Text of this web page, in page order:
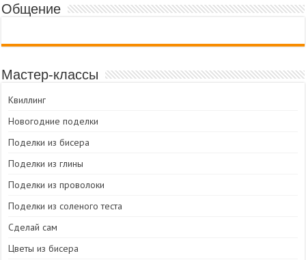
Общение
Мастер-классы
Квиллинг
Новогодние поделки
Поделки из бисера
Поделки из глины
Поделки из проволоки
Поделки из соленого теста
Сделай сам
Цветы из бисера